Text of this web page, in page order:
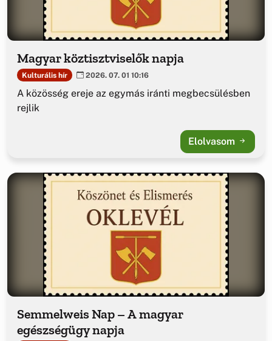
Magyar köztisztviselők napja
Kulturális hír 2026. 07. 01 10:16
A közösség ereje az egymás iránti megbecsülésben
rejlik
Elolvasom
Semmelweis Nap – A magyar
egészségügy napja